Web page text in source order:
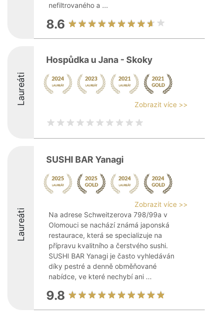
nefiltrovaného a ...
8.6
Laureáti
Hospůdka u Jana - Skoky
Zobrazit více >>
Laureáti
SUSHI BAR Yanagi
Zobrazit více >>
Na adrese Schweitzerova 798/99a v
Olomouci se nachází známá japonská
restaurace, která se specializuje na
přípravu kvalitního a čerstvého sushi.
SUSHI BAR Yanagi je často vyhledáván
díky pestré a denně obměňované
nabídce, ve které nechybí ani ...
9.8